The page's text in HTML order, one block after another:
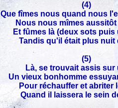
(4)
Que fîmes nous quand nous
Nous nous mîmes
Et fûmes là (deux sots
Tandis qu'il était plus nuit
(5)
Là, se trouvait assis sur
Un vieux bonhomme
Pour réchauffer et abriter
Quand il laissera le sein